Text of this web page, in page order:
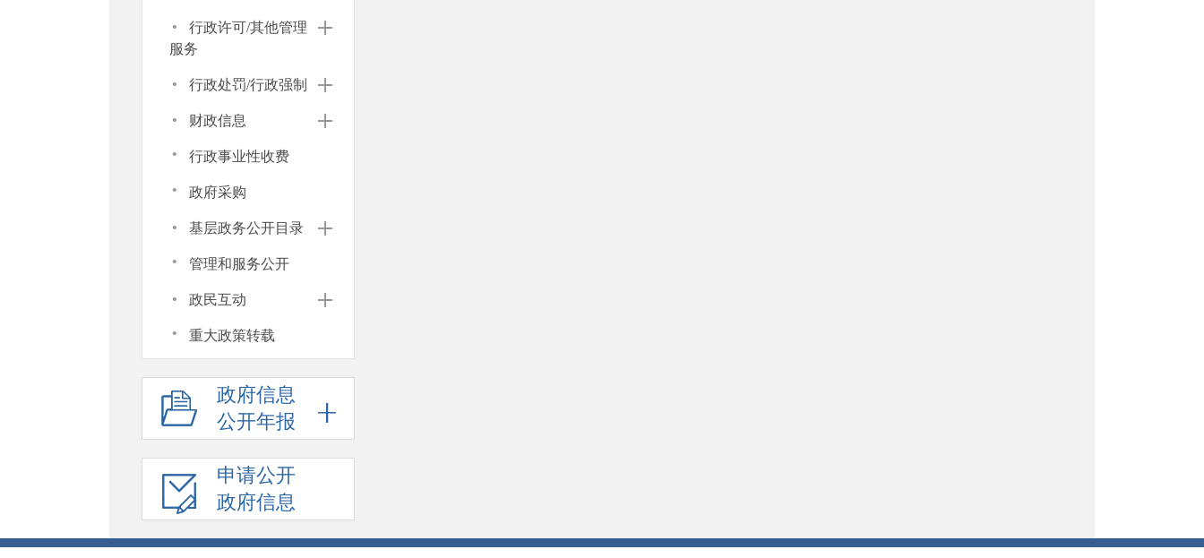
·
行政许可/其他管理
服务
· 行政处罚/行政强制
· 财政信息
· 行政事业性收费
· 政府采购
· 基层政务公开目录
· 管理和服务公开
· 政民互动
· 重大政策转载
政府信息
公开年报
申请公开
政府信息